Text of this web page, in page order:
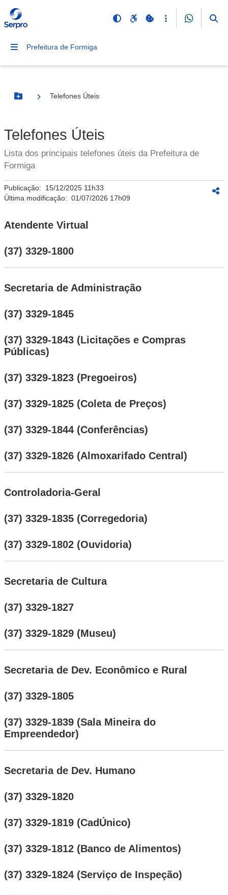
Prefeitura de Formiga
Botão Menu
Telefones Úteis
Telefones Úteis
Lista dos principais telefones úteis da Prefeitura de
Formiga
Publicação: 15/12/2025 11h33
Última modificação: 01/07/2026 17h09
Atendente Virtual
(37) 3329-1800
Secretaria de Administração
(37) 3329-1845
(37) 3329-1843 (Licitações e Compras
Públicas)
(37) 3329-1823 (Pregoeiros)
(37) 3329-1825 (Coleta de Preços)
(37) 3329-1844 (Conferências)
(37) 3329-1826 (Almoxarifado Central)
Controladoria-Geral
(37) 3329-1835 (Corregedoria)
(37) 3329-1802 (Ouvidoria)
Secretaria de Cultura
(37) 3329-1827
(37) 3329-1829 (Museu)
Secretaria de Dev. Econômico e Rural
(37) 3329-1805
(37) 3329-1839 (Sala Mineira do
Empreendedor)
Secretaria de Dev. Humano
(37) 3329-1820
(37) 3329-1819 (CadÚnico)
(37) 3329-1812 (Banco de Alimentos)
(37) 3329-1824 (Serviço de Inspeção)